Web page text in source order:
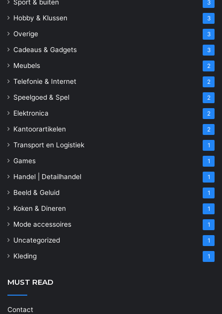
Sport & buiten 3
Hobby & Klussen 3
Overige 3
Cadeaus & Gadgets 3
Meubels 2
Telefonie & Internet 2
Speelgoed & Spel 2
Elektronica 2
Kantoorartikelen 2
Transport en Logistiek 1
Games 1
Handel | Detailhandel 1
Beeld & Geluid 1
Koken & Dineren 1
Mode accessoires 1
Uncategorized 1
Kleding 1
MUST READ
Contact